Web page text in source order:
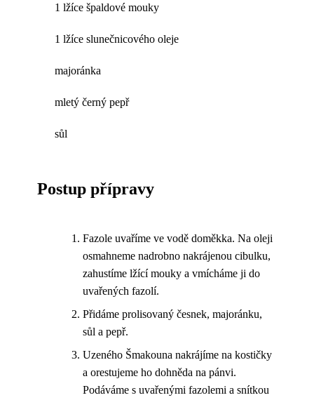
1 lžíce špaldové mouky
1 lžíce slunečnicového oleje
majoránka
mletý černý pepř
sůl
Postup přípravy
Fazole uvaříme ve vodě doměkka. Na oleji
osmahneme nadrobno nakrájenou cibulku,
zahustíme lžící mouky a vmícháme ji do
uvařených fazolí.
Přidáme prolisovaný česnek, majoránku,
sůl a pepř.
Uzeného Šmakouna nakrájíme na kostičky
a orestujeme ho dohněda na pánvi.
Podáváme s uvařenými fazolemi a snítkou